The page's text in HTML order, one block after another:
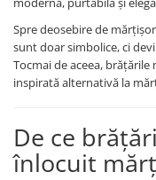
Lănțișoare cu Molecule
Lănțișoare cu Pietre
Lănțișoare Argint
COLIERE CU PERLE
Coliere cu Perle Preciosa
COLIERE ȘNUR
Spre deosebire de
sunt doar simbolice, ci
Tocmai de aceea,
inspirată alternativă la
De ce
înlocuit